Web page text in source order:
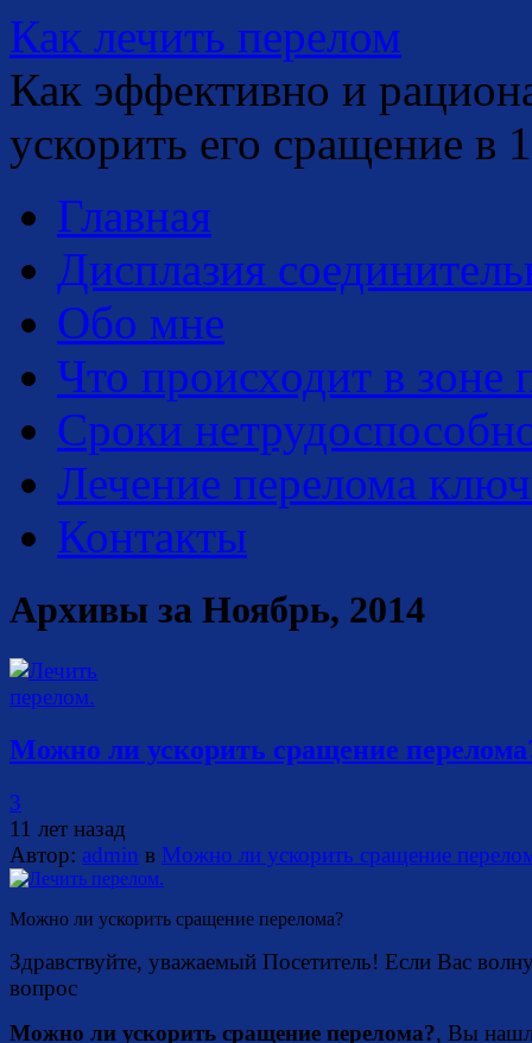
Как лечить перелом
Как эффективно и
ускорить его сращение в
Главная
Дисплазия
Обо мне
Что происходит в зоне
Сроки
Лечение перелома
Контакты
Архивы за Ноябрь, 2014
Можно ли ускорить сращение
3
11 лет назад
Автор: admin в Можно ли ускорить сращение
Можно ли ускорить сращение перелома?
Здравствуйте, уважаемый Посетитель! Если Вас
вопрос
Можно ли ускорить сращение перелома?, Вы